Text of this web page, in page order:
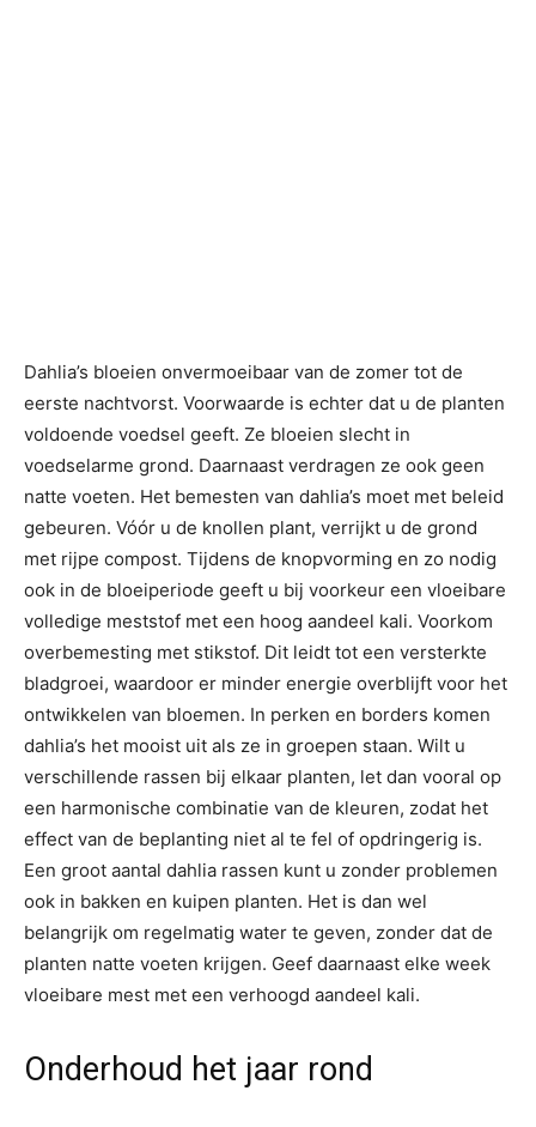
Dahlia’s bloeien onvermoeibaar van de zomer tot de
eerste nachtvorst. Voorwaarde is echter dat u de planten
voldoende voedsel geeft. Ze bloeien slecht in
voedselarme grond. Daarnaast verdragen ze ook geen
natte voeten. Het bemesten van dahlia’s moet met beleid
gebeuren. Vóór u de knollen plant, verrijkt u de grond
met rijpe compost. Tijdens de knopvorming en zo nodig
ook in de bloeiperiode geeft u bij voorkeur een vloeibare
volledige meststof met een hoog aandeel kali. Voorkom
overbemesting met stikstof. Dit leidt tot een versterkte
bladgroei, waardoor er minder energie overblijft voor het
ontwikkelen van bloemen. In perken en borders komen
dahlia’s het mooist uit als ze in groepen staan. Wilt u
verschillende rassen bij elkaar planten, let dan vooral op
een harmonische combinatie van de kleuren, zodat het
effect van de beplanting niet al te fel of opdringerig is.
Een groot aantal dahlia rassen kunt u zonder problemen
ook in bakken en kuipen planten. Het is dan wel
belangrijk om regelmatig water te geven, zonder dat de
planten natte voeten krijgen. Geef daarnaast elke week
vloeibare mest met een verhoogd aandeel kali.
Onderhoud het jaar rond